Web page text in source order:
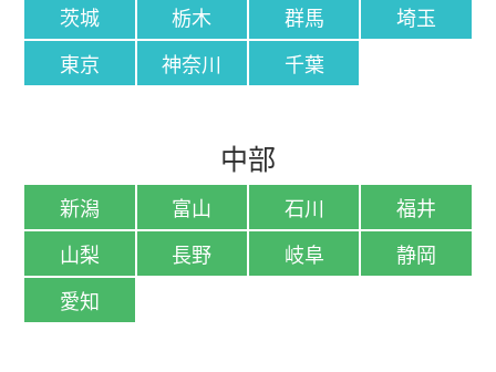
茨城 栃木 群馬
埼玉
東京
神奈川 千葉
中部
新潟 富山 石川
福井
山梨
長野 岐阜
静岡
愛知